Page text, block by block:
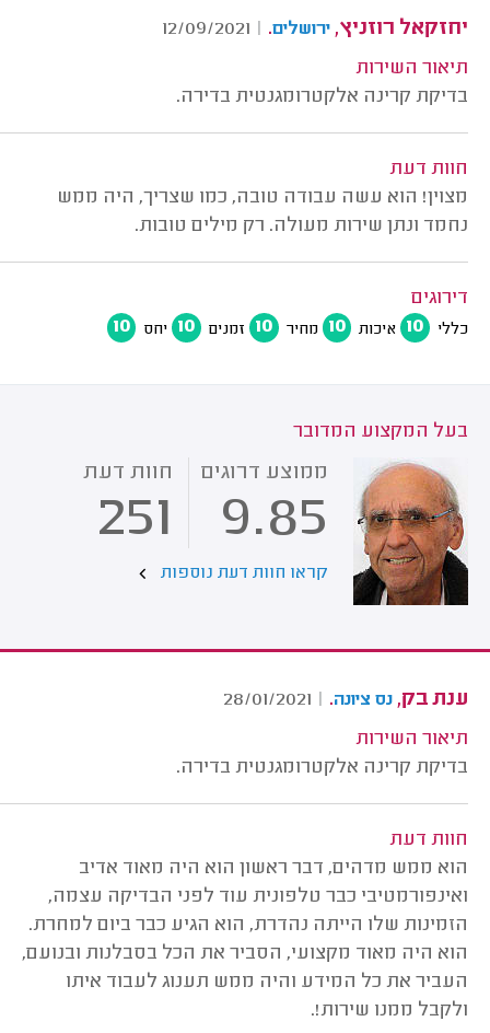
יחזקאל רוזניץ, ירושלים.
|
12/09/2021
תיאור השירות
בדיקת קרינה אלקטרומגנטית בדירה.
חוות דעת
מצוין! הוא עשה עבודה טובה, כמו שצריך, היה ממש
נחמד ונתן שירות מעולה. רק מילים טובות.
דירוגים
כללי 10 איכות 10 מחיר 10 זמנים 10 יחס 10
בעל המקצוע המדובר
ממוצע דרוגים
9.85
חוות דעת
251
קראו חוות דעת נוספות
ענת בק, נס ציונה.
|
28/01/2021
תיאור השירות
בדיקת קרינה אלקטרומגנטית בדירה.
חוות דעת
הוא ממש מדהים, דבר ראשון הוא היה מאוד אדיב
ואינפורמטיבי כבר טלפונית עוד לפני הבדיקה עצמה,
הזמינות שלו הייתה נהדרת, הוא הגיע כבר ביום למחרת.
הוא היה מאוד מקצועי, הסביר את הכל בסבלנות ובנועם,
העביר את כל המידע והיה ממש תענוג לעבוד איתו
ולקבל ממנו שירות!.